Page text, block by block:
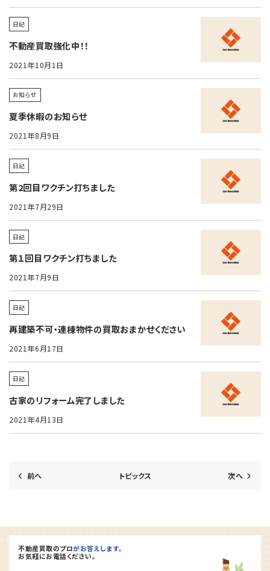
物件買取対応
お客様の声
トピックス
お気軽にお問い合わせください
受付時間 9:00 ～17:00（火・水曜日定休）
日記
不動産買取強化中！！
2021年10月1日
お知らせ
夏季休暇のお知らせ
2021年8月9日
日記
第2回目ワクチン打ちました
2021年7月29日
日記
第１回目ワクチン打ちました
2021年7月9日
日記
再建築不可・連棟物件の買取おまかせください
2021年6月17日
日記
古家のリフォーム完了しました
2021年4月13日
前へ トピックス 次へ
不動産買取のプロがお答えします。
お気軽にお電話ください。